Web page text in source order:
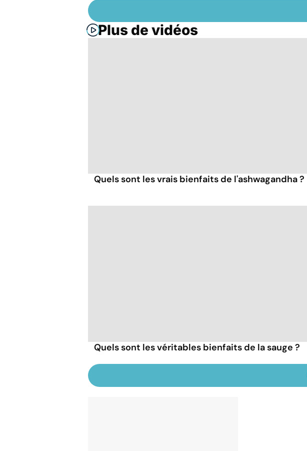
Plus de vidéos
Quels sont les vrais bienfaits de l'ashwagandha ?
Quels sont les véritables bienfaits de la sauge ?